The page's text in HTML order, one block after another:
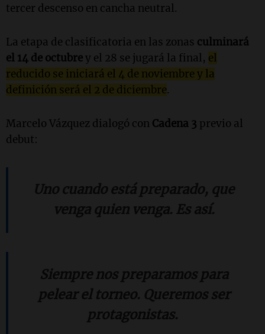
tercer descenso en cancha neutral.
La etapa de clasificatoria en las zonas culminará
el 14 de octubrey el 28 se jugará la final, el
reducido se iniciará el 4 de noviembre y la
definición será el 2 de diciembre.
Marcelo Vázquez dialogó con Cadena 3 previo al
debut:
Uno cuando está preparado, que
venga quien venga. Es así.
Siempre nos preparamos para
pelear el torneo. Queremos ser
protagonistas.